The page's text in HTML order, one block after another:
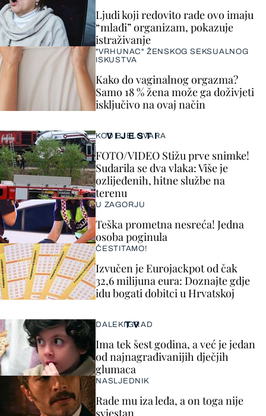
VIJESTI
KOD BJELOVARA
FOTO/VIDEO Stižu prve snimke!
Sudarila se dva vlaka: Više je
ozlijeđenih, hitne službe na
terenu
U ZAGORJU
Teška prometna nesreća! Jedna
osoba poginula
ČESTITAMO!
Izvučen je Eurojackpot od čak
32,6 milijuna eura: Doznajte gdje
idu bogati dobitci u Hrvatskoj
Ljudi koji redovito rade ovo imaju
“mlađi” organizam, pokazuje
istraživanje
"VRHUNAC" ŽENSKOG SEKSUALNOG
ISKUSTVA
Kako do vaginalnog orgazma?
Samo 18 % žena može ga doživjeti
isključivo na ovaj način
TV
DALEKI GRAD
Ima tek šest godina, a već je jedan
od najnagrađivanijih dječjih
glumaca
NASLJEDNIK
Rade mu iza leđa, a on toga nije
svjestan